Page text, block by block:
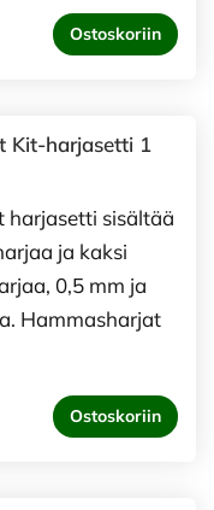
Ostoskoriin
Kit-harjasetti 1
harjasetti sisältää
ja kaksi
0,5 mm ja
Hammasharjat
Ostoskoriin